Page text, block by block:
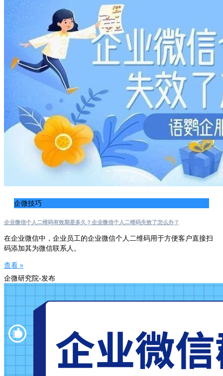
企微技巧
企业微信个人二维码有效期是多久？企业微信个人二维码失效了怎么办？
在企业微信中，企业员工的企业微信个人二维码用于方便客户直接扫
码添加其为微信联系人。
查看 »
企微研究院-发布